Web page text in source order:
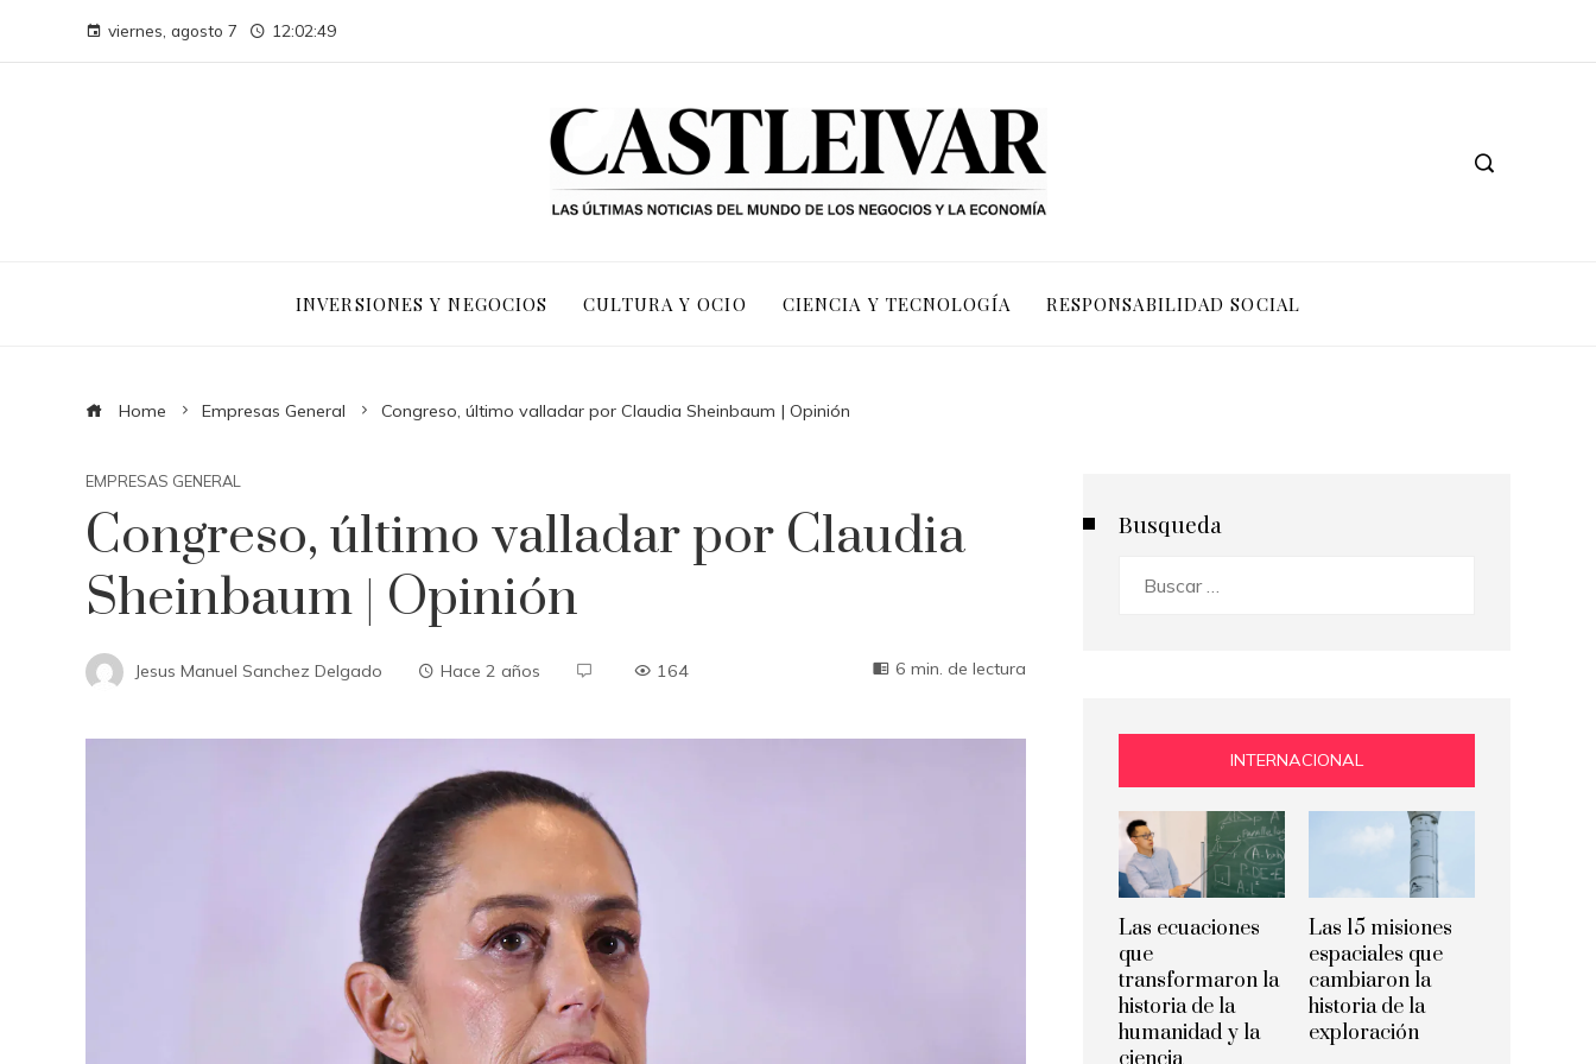
viernes, agosto 7 12:02:50
INVERSIONES Y NEGOCIOS CULTURA Y OCIO CIENCIA Y TECNOLOGÍA RESPONSABILIDAD SOCIAL
Home Empresas General Congreso, último valladar por Claudia Sheinbaum | Opinión
EMPRESAS GENERAL
Congreso, último valladar por Claudia
Sheinbaum | Opinión
Jesus Manuel Sanchez Delgado Hace 2 años 164 6 min. de lectura
Busqueda
INTERNACIONAL
Las ecuaciones
que
transformaron la
historia de la
humanidad y la
Las 15 misiones
espaciales que
cambiaron la
historia de la
exploración